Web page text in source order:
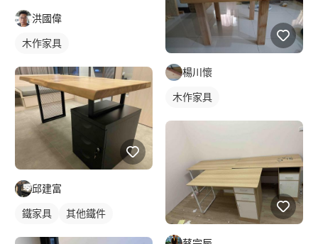
洪國偉
木作家具
邱建富
鐵家具 其他鐵件
楊川懷
木作家具